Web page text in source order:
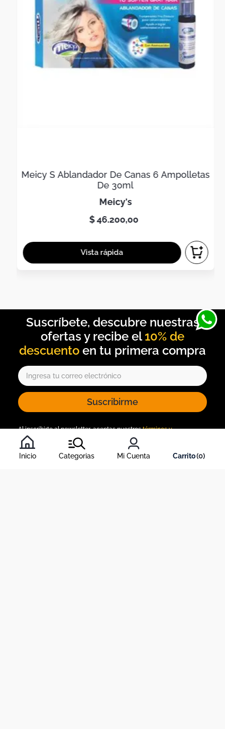
Inicio Categorias Mi Cuenta 0
Meicy S Ablandador De Canas 6 Ampolletas
De 30ml
meicy's
$46.200,00
10% de
descuento
Suscribirme
Al inscribirte al newsletter, aceptas nuestrostérminos y
condiciones
, y nuestra política de tratamiento de información